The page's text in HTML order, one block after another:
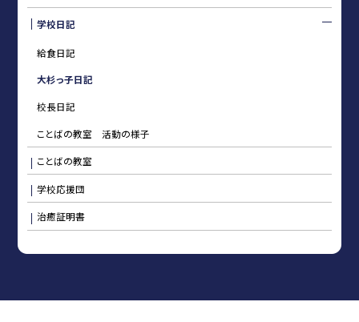
学校日記
給食日記
大杉っ子日記
校長日記
ことばの教室 活動の様子
ことばの教室
学校応援団
治癒証明書